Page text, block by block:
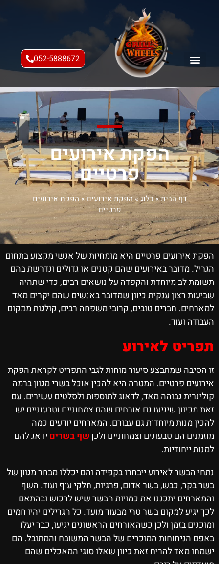
052-5888672
הפקת אירועים
פרטיים
דף הבית»בלוג»הפקת אירועים » הפקת אירועים
פרטיים
הפקת אירועים פרטיים היא מומחיות של אנשי מקצוע בתחום
הגריל. מדובר באירועים שהם קטנים או גדולים ונדרשת בהם
תשומת לב מיוחדת והקפדה על נושאים רבים, כדי שתהיה
שביעות רצון ענקית כיוון שמדובר באנשים שהם יקרים מאד
למארחים. חברים טובים, קרובי משפחה רבים, קולגות ממקום
העבודה ועוד.
תפריט לאירוע
זו הסיבה שמתבצע סיעור מוחות לגבי התפריט לקראת הפקת
אירועים פרטיים. המטרה היא להכין אוכל בשרי מגוון ברמה
קולינרית גבוהה מאד, לדאוג לתוספות ולסלטים עשירים. עם
זאת מכיוון שיגיעו גם אורחים שהם צמחוניים וטבעוניים יש
להכין מנות מיוחדות גם עבורם. המארחים יודעים כמה
מוזמנים הם טבעונים וצמחוניים ולכןשף בשרים ידאג להם
למנות ייחודיות.
נתחי הבשר לאירוע ייבחרו בקפידה והם יכללו מבחר מגוון של
בשר בקר, כבש, בשר אדום, פרגיות, חלקי עוף ועוד. השף
והמארחים יתכננו את כמויות הבשר שיש לרכוש ובהתאם
לכך יגיע למקום בשר טרי מבעוד מועד. כל הגרילים יהיו חמים
ומוכנים בזמן ולכן כשהאורחים הראשונים יגיעו, כבר יעלו
באפם הניחוחות המוכרים של הבשר המשובח והמתובל. הם
ישמחו מאד להריח זאת כיוון שאלו סוגי המאכלים שהם